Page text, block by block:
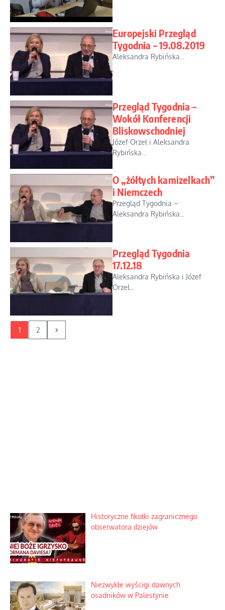
Europejski Przegląd
Tygodnia – 19.08.2019
Aleksandra Rybińska...
Przegląd Tygodnia –
Wokół Konferencji
Bliskowschodniej
Józef Orzeł i Aleksandra
Rybińska...
O „żółtych kamizelkach”
i Niemczech
Przegląd Tygodnia –
Aleksandra Rybińska...
Przegląd Tygodnia
17.12.18
Aleksandra Rybińska i Józef
Orzeł...
1 2
Historyczne fikołki zagranicznego
obserwatora dziejów
Niezwykłe wyścigi dawnych
osadników w Palestynie